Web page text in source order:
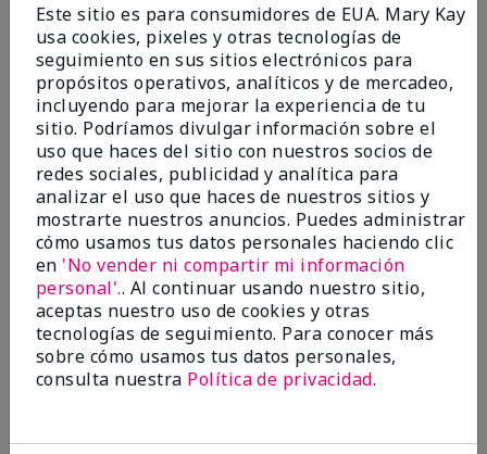
Más de $18 millones donados a nivel
global desde 2008 para impulsar la
investigación contra el cáncer, erradicar
la violencia doméstica, promover el
empoderamiento económico y
transformar comunidades.
Este sitio es para consumidores de EUA. Mary Kay
usa cookies, pixeles y otras tecnologías de
seguimiento en sus sitios electrónicos para
propósitos operativos, analíticos y de mercadeo,
incluyendo para mejorar la experiencia de tu
sitio. Podríamos divulgar información sobre el
uso que haces del sitio con nuestros socios de
redes sociales, publicidad y analítica para
analizar el uso que haces de nuestros sitios y
mostrarte nuestros anuncios. Puedes administrar
cómo usamos tus datos personales haciendo clic
en 'No vender ni compartir mi información
personal'.. Al continuar usando nuestro sitio,
aceptas nuestro uso de cookies y otras
tecnologías de seguimiento. Para conocer más
sobre cómo usamos tus datos personales,
consulta nuestra Política de privacidad.